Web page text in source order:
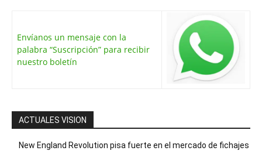
Envíanos un mensaje con la
palabra “Suscripción” para recibir
nuestro boletín
ACTUALES VISION
New England Revolution pisa fuerte en el mercado de fichajes